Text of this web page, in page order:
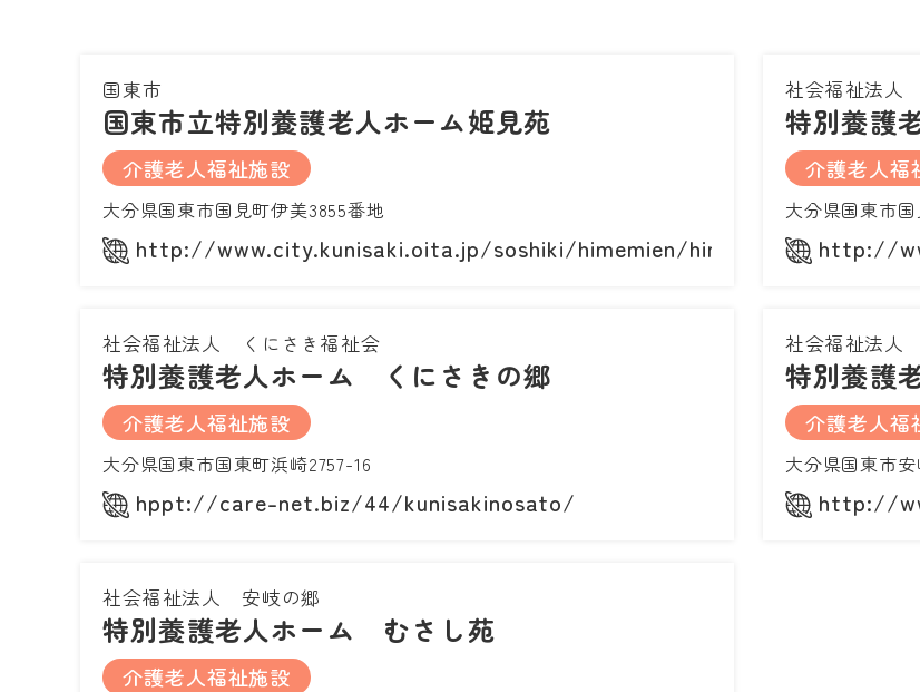
国東市
国東市立特別養護老人ホーム姫見苑
介護老人福祉施設
大分県国東市国見町伊美3855番地
http://www.city.kunisaki.oita.jp/soshiki/himemien/himemientop.html
社会福祉法人
特別養護
介護老人福
大分県国東市
http://
社会福祉法人 くにさき福祉会
特別養護老人ホーム くにさきの郷
介護老人福祉施設
大分県国東市国東町浜崎2757-16
hppt://care-net.biz/44/kunisakinosato/
社会福祉法人
特別養護
介護老人福
大分県国東市
http://
社会福祉法人 安岐の郷
特別養護老人ホーム むさし苑
介護老人福祉施設